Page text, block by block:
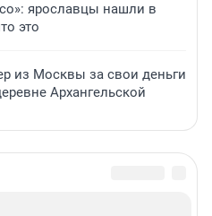
ярославцы нашли в
это
из Москвы за свои деньги
Архангельской